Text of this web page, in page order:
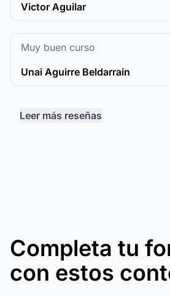
Victor Aguilar
Muy buen curso
Unai Aguirre Beldarrain
Leer más reseñas
Completa tu
con estos